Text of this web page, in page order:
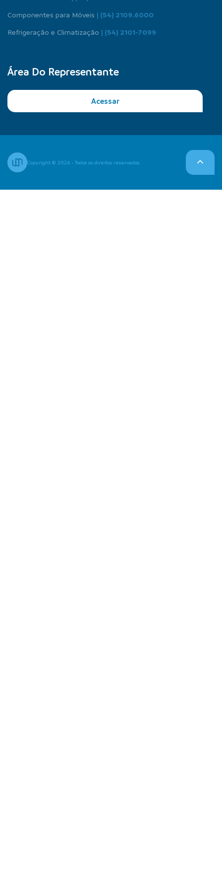
Componentes para Móveis | (54) 2109.6000
Refrigeração e Climatização | (54) 2101-7099
Área Do Representante
Acessar
Copyright © 2026 - Todos os direitos reservados.